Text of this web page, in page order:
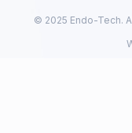
© 2025 Endo-Tech.